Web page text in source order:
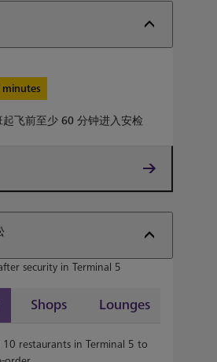
minutes
飞前至少 60 分钟进入安检
security in Terminal 5
Shops Lounges
restaurants in Terminal 5 to